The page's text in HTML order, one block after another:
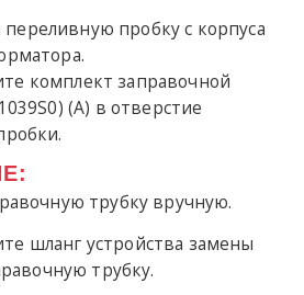
пробку с корпуса
комплект заправочной
(A) в отверстие
трубку вручную.
шланг устройства замены
трубку.